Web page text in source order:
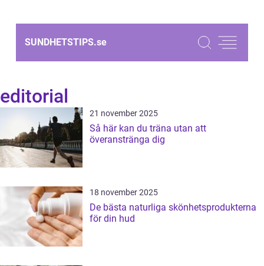
SUNDHETSTIPS.se
editorial
21 november 2025
Så här kan du träna utan att
överanstränga dig
18 november 2025
De bästa naturliga skönhetsprodukterna
för din hud